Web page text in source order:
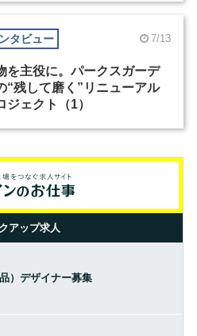
タビュー 7/13
を主役に。パークスガーデ
“残して磨く”リニューアル
ジェクト（1）
アップ求人
）デザイナー募集